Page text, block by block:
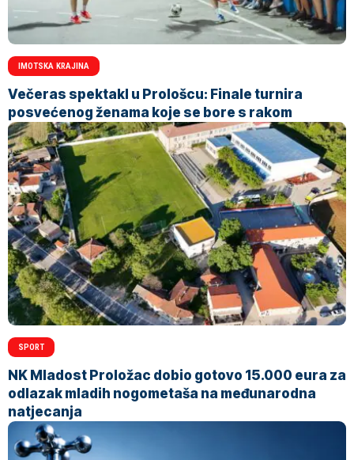
IMOTSKA KRAJINA
Večeras spektakl u Prološcu: Finale turnira
posvećenog ženama koje se bore s rakom
SPORT
NK Mladost Proložac dobio gotovo 15.000 eura za
odlazak mladih nogometaša na međunarodna
natjecanja